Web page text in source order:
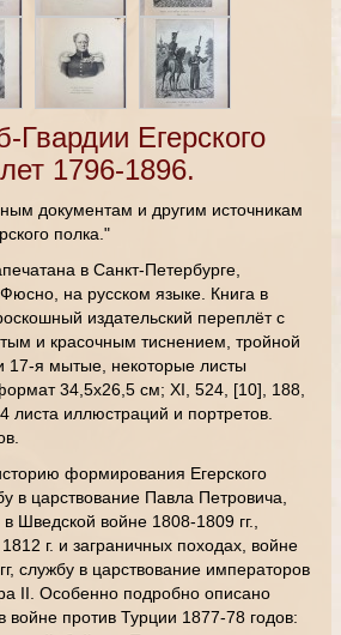
Гвардии Егерского
1796-1896.
документам и другим источникам
полка."
в Санкт-Петербурге,
на русском языке. Книга в
издательский переплёт с
и красочным тиснением, тройной
17-я мытые, некоторые листы
34,5х26,5 см; XI, 524, [10], 188,
листа иллюстраций и портретов.
формирования Егерского
в царствование Павла Петровича,
Шведской войне 1808-1809 гг.,
г. и заграничных походах, войне
службу в царствование императоров
II. Особенно подробно описано
войне против Турции 1877-78 годов: